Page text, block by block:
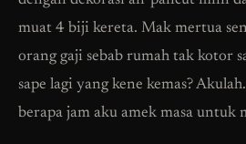
muat 4 biji kereta. Mak mertua
orang gaji sebab rumah tak kotor
sape lagi yang kene kemas?
berapa jam aku amek masa untuk